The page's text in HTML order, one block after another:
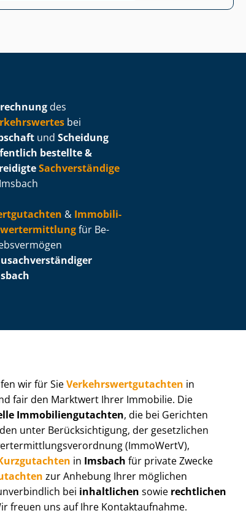
des
bei
und Scheidung
bestellte &
Sachverständige
& Im­mo­bi­li­
für Be­
wir für SieVer­kehrs­wert­gut­ach­ten in
fair den Marktwert Ihrer Immobilie. Die
Im­mo­bi­li­en­gut­ach­ten, die bei Gerichten
unter Be­rück­sich­ti­gung, der gesetzlichen
(ImmoWertV),
in Imsbach für private Zwecke
zur Anhebung Ihrer möglichen
bei inhaltlichen sowie rechtlichen
freuen uns auf Ihre Kontaktaufnahme.